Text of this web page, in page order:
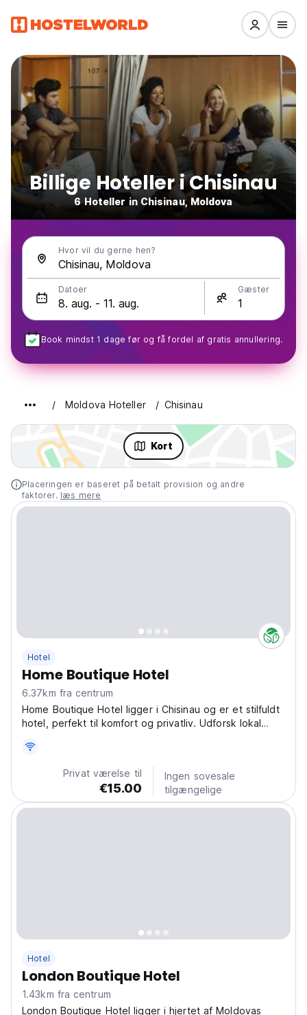
Billige Hoteller i Chisinau
6 Hoteller in Chisinau, Moldova
Hvor vil du gerne hen?
Datoer Gæster
Book mindst 1 dage før og få fordel af gratis annullering.
Moldova Hoteller Chisinau
Kort
Placeringen er baseret på betalt provision og andre
faktorer. læs mere
Hotel
Home Boutique Hotel
6.37km fra centrum
Home Boutique Hotel ligger i Chisinau og er et stilfuldt
hotel, perfekt til komfort og privatliv. Udforsk lokal
(Auto-translated from original language)
Privat værelse til
€15.00
Ingen sovesale
tilgængelige
Hotel
London Boutique Hotel
1.43km fra centrum
London Boutique Hotel ligger i hjertet af Moldovas